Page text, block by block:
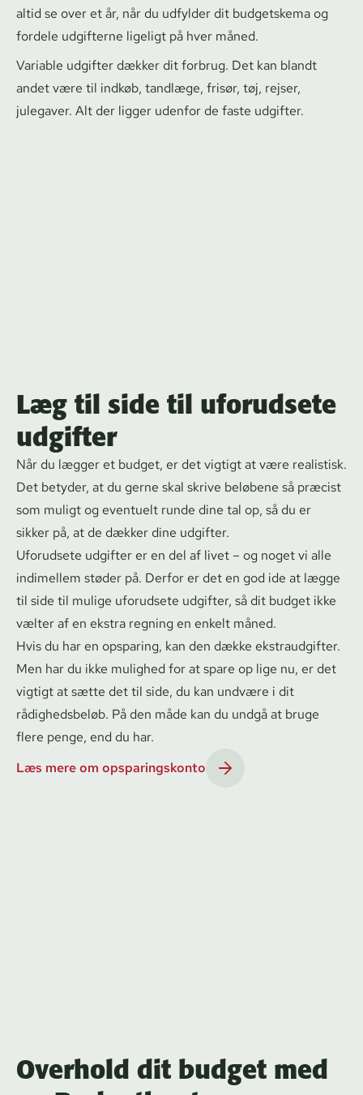
altid se over et år, når du udfylder dit budgetskema og
fordele udgifterne ligeligt på hver måned.
Variable udgifter dækker dit forbrug. Det kan blandt
andet være til indkøb, tandlæge, frisør, tøj, rejser,
julegaver. Alt der ligger udenfor de faste udgifter.
Læg til side til uforudsete
udgifter
Når du lægger et budget, er det vigtigt at være realistisk.
Det betyder, at du gerne skal skrive beløbene så præcist
som muligt og eventuelt runde dine tal op, så du er
sikker på, at de dækker dine udgifter.
Uforudsete udgifter er en del af livet – og noget vi alle
indimellem støder på. Derfor er det en god ide at lægge
til side til mulige uforudsete udgifter, så dit budget ikke
vælter af en ekstra regning en enkelt måned.
Hvis du har en opsparing, kan den dække ekstraudgifter.
Men har du ikke mulighed for at spare op lige nu, er det
vigtigt at sætte det til side, du kan undvære i dit
rådighedsbeløb. På den måde kan du undgå at bruge
flere penge, end du har.
Læs mere om opsparingskonto
Overhold dit budget med